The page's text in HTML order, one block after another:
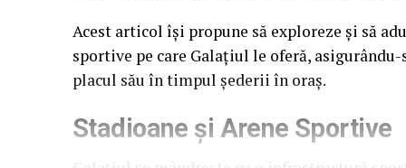
Acest articol își propune să exploreze și să
sportive pe care Galațiul le oferă,
placul său în timpul șederii în oraș.
Stadioane și Arene Sportive